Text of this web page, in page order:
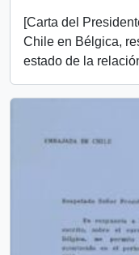
[Carta del
Chile en Bélgica,
estado de la